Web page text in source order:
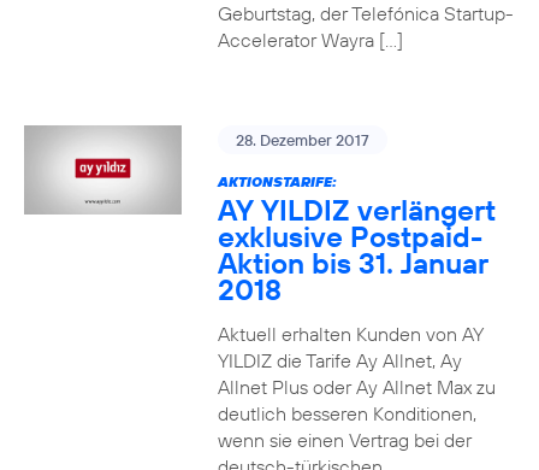
Geburtstag, der Telefónica Startup-
Accelerator Wayra […]
28. Dezember 2017
AKTIONSTARIFE:
AY YILDIZ verlängert
exklusive Postpaid-
Aktion bis 31. Januar
2018
Aktuell erhalten Kunden von AY
YILDIZ die Tarife Ay Allnet, Ay
Allnet Plus oder Ay Allnet Max zu
deutlich besseren Konditionen,
wenn sie einen Vertrag bei der